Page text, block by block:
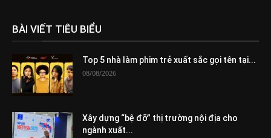
BÀI VIẾT TIÊU BIỂU
Top 5 nhà làm phim trẻ xuất sắc gọi tên tại...
08/08/2026
Xây dựng “bệ đỡ” thị trường nội địa cho
ngành xuất...